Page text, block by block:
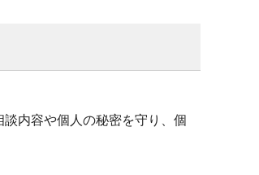
内容や個人の秘密を守り、個